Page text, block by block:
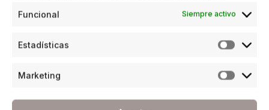
Funcional Siempre activo
Estadísticas
Marketing